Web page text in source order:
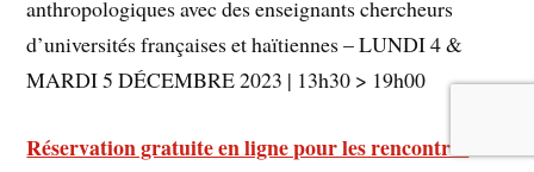
anthropologiques avec des enseignants chercheurs
d’universités françaises et haïtiennes – LUNDI 4 &
MARDI 5 DÉCEMBRE 2023 | 13h30 > 19h00
Réservation gratuite en ligne pour les rencontres